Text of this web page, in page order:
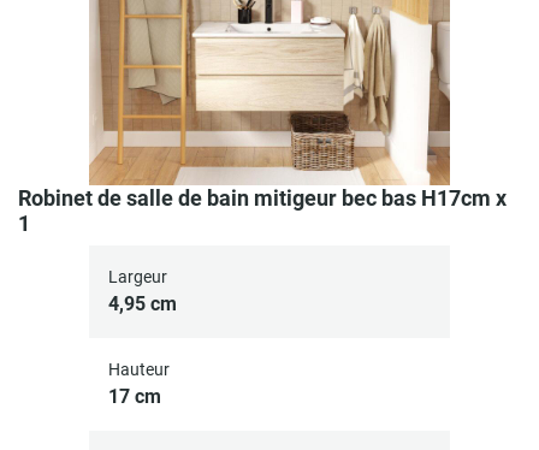
Robinet de salle de bain mitigeur bec bas H17cm x
1
Largeur
4,95 cm
Hauteur
17 cm